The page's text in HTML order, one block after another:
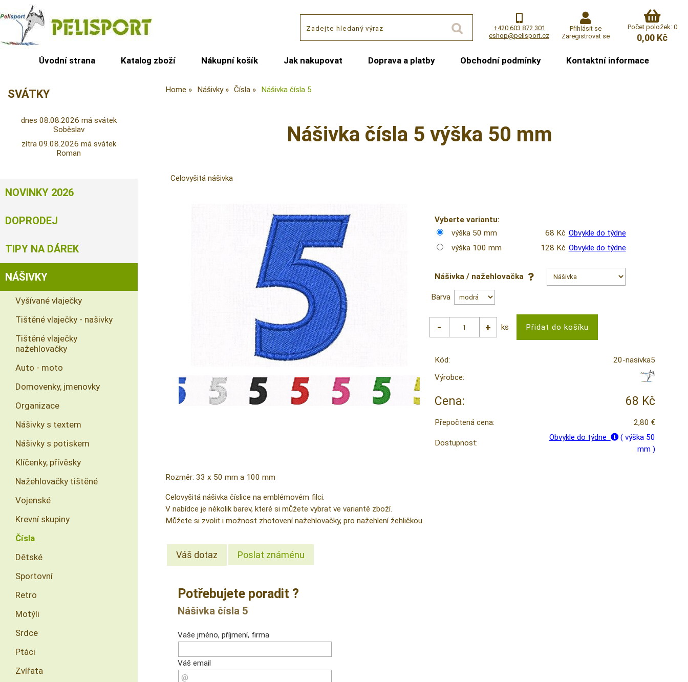
+420 603 872 301
eshop@pelisport.cz
Přihlásit se
Zaregistrovat se
Počet položek: 0
0,00 Kč
Úvodní strana Katalog zboží Nákupní košík Jak nakupovat Doprava a platby Obchodní podmínky Kontaktní informace
Home Nášivky Čísla Nášivka čísla 5
Nášivka čísla 5 výška 50 mm
Celovyšitá nášivka
Vyberte variantu:
výška 50 mm
68 Kč Obvykle do týdne
výška 100 mm
128 Kč Obvykle do týdne
Nášivka / nažehlovačka
Barva
ks
Kód:
20-nasivka5
Výrobce:
Cena: 68 Kč
Přepočtená cena: 2,80 €
Dostupnost:
Obvykle do týdne
( výška 50
mm )
Rozměr: 33 x 50 mm a 100 mm
Celovyšitá nášivka číslice na emblémovém filci.
V nabídce je několik barev, které si můžete vybrat ve variantě zboží.
Můžete si zvolit i možnost zhotovení nažehlovačky, pro nažehlení žehličkou.
Váš dotaz Poslat známénu
Potřebujete poradit ?
Nášivka čísla 5
Vaše jméno, příjmení, firma
Váš email
SVÁTKY
dnes 08.08.2026 má svátek
Soběslav
zítra 09.08.2026 má svátek
Roman
NOVINKY 2026
DOPRODEJ
TIPY NA DÁREK
NÁŠIVKY
Vyšívané vlaječky
Tištěné vlaječky - našivky
Tištěné vlaječky
nažehlovačky
Auto - moto
Domovenky, jmenovky
Organizace
Nášivky s textem
Nášivky s potiskem
Klíčenky, přívěsky
Nažehlovačky tištěné
Vojenské
Krevní skupiny
Čísla
Dětské
Sportovní
Retro
Motýli
Srdce
Ptáci
Zvířata